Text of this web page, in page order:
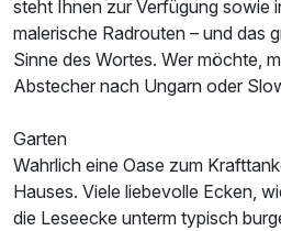
steht Ihnen zur Verfügung sowie
malerische Radrouten – und das
Sinne des Wortes. Wer möchte,
Abstecher nach Ungarn oder
Garten
Wahrlich eine Oase zum
Hauses. Viele liebevolle Ecken,
die Leseecke unterm typisch